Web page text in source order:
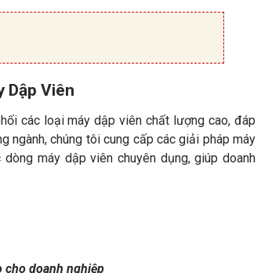
Dập Viên
các loại máy dập viên chất lượng cao, đáp
ngành, chúng tôi cung cấp các giải pháp máy
máy dập viên chuyên dụng, giúp doanh
cho doanh nghiệp